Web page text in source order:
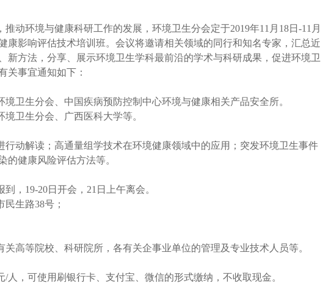
动环境与健康科研工作的发展，环境卫生分会定于2019年11月18日-11月
康影响评估技术培训班。会议将邀请相关领域的同行和知名专家，汇总近
新方法，分享、展示环境卫生学科最前沿的学术与科研成果，促进环境卫
关事宜通知如下：
卫生分会、中国疾病预防控制中心环境与健康相关产品安全所。
卫生分会、广西医科大学等。
行动解读；高通量组学技术在环境健康领域中的应用；突发环境卫生事件
的健康风险评估方法等。
，19-20日开会，21日上午离会。
生路38号；
高等院校、科研院所，各有关企事业单位的管理及专业技术人员等。
/人，可使用刷银行卡、支付宝、微信的形式缴纳，不收取现金。